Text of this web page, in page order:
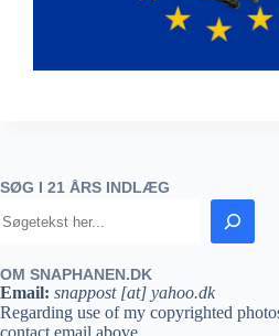
SØG I 21 ÅRS INDLÆG
OM SNAPHANEN.DK
Email: snappost [at] yahoo.dk
Regarding use of my copyrighted